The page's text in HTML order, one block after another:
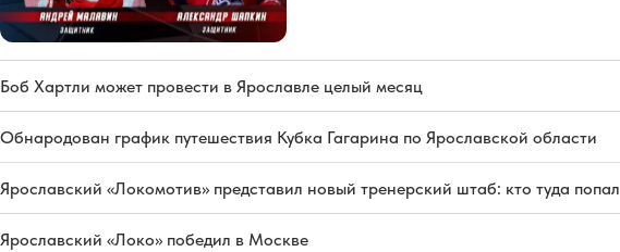
Боб Хартли может провести в Ярославле целый месяц
Обнародован график путешествия Кубка Гагарина по Ярославской области
Ярославский «Локомотив» представил новый тренерский штаб: кто туда попал
Ярославский «Локо» победил в Москве